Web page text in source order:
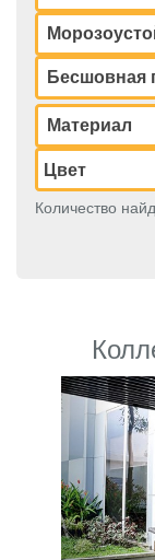
Бесшовная
Материал
Количество